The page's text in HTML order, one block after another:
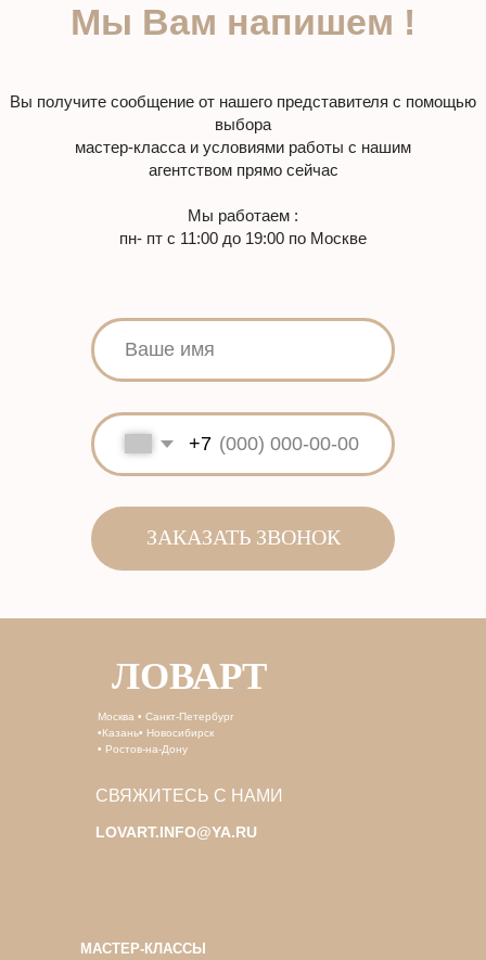
ЛОВАРТ
Москва • Санкт-Петербург
•Казань• Новосибирск
• Ростов-на-Дону
СВЯЖИТЕСЬ С НАМИ
МАСТЕР-КЛАССЫ
LOVART.INFO@YA.RU